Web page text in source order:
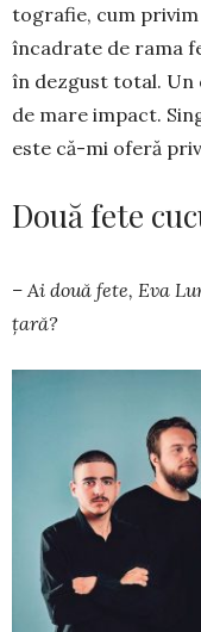
tografie, cum
încadrate de rama
în dezgust total.
de mare impact.
este că-mi oferă
Două fete
– Ai două fete, Eva
țară?